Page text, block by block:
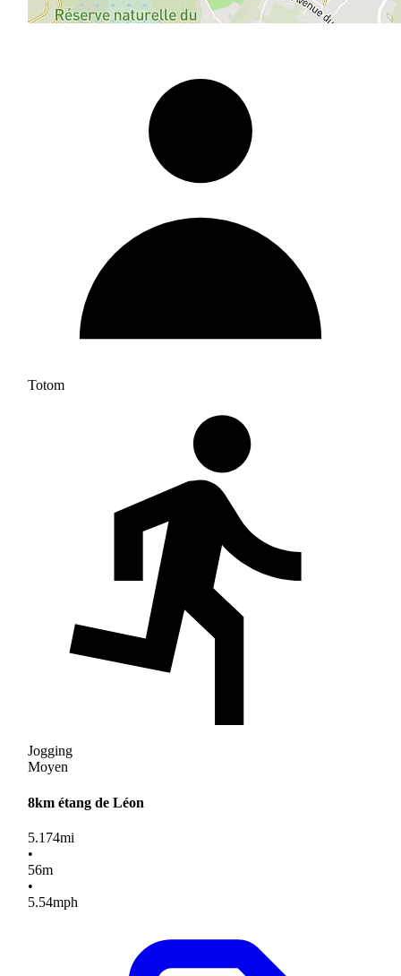
Totom
Jogging
Moyen
8km étang de Léon
5.174mi
•
56m
•
5.54mph